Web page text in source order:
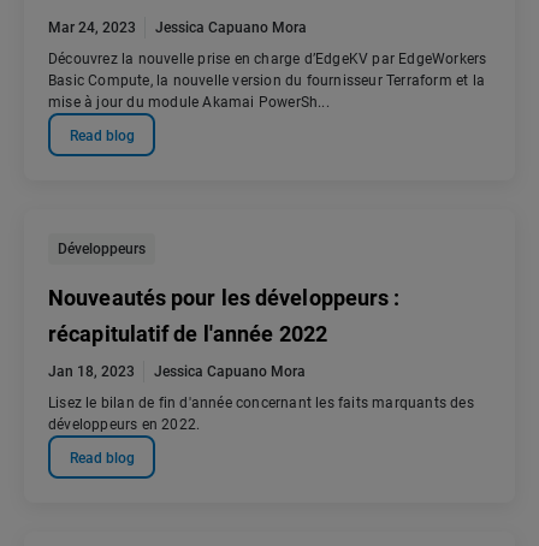
Mar 24, 2023
Jessica Capuano Mora
Découvrez la nouvelle prise en charge d’EdgeKV par EdgeWorkers
Basic Compute, la nouvelle version du fournisseur Terraform et la
mise à jour du module Akamai PowerSh...
Read blog
Développeurs
Nouveautés pour les développeurs :
récapitulatif de l'année 2022
Jan 18, 2023
Jessica Capuano Mora
Lisez le bilan de fin d'année concernant les faits marquants des
développeurs en 2022.
Read blog